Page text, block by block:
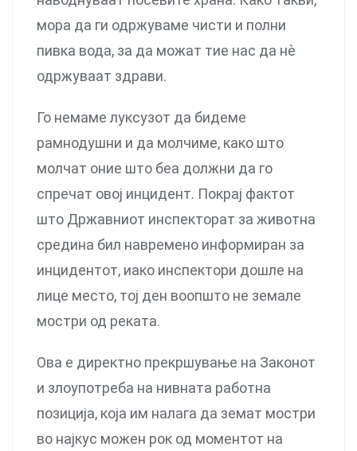
мора да ги одржуваме чисти и полни
пивка вода, за да можат тие нас да нѐ
одржуваат здрави.
Го немаме луксузот да бидеме
рамнодушни и да молчиме, како што
молчат оние што беа должни да го
спречат овој инцидент. Покрај фактот
што Државниот инспекторат за животна
средина бил навремено информиран за
инцидентот, иако инспектори дошле на
лице место, тој ден воопшто не земале
мостри од реката.
Ова е директно прекршување на Законот
и злоупотреба на нивната работна
позиција, која им налага да земат мостри
во најкус можен рок од моментот на